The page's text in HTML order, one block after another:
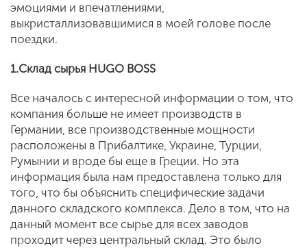
эмоциями и впечатлениями,
выкристаллизовавшимися в моей голове после
поездки.
1.Склад сырья HUGO BOSS
Все началось с интересной информации о том, что
компания больше не имеет производств в
Германии, все производственные мощности
расположены в Прибалтике, Украине, Турции,
Румынии и вроде бы еще в Греции. Но эта
информация была нам предоставлена только для
того, что бы объяснить специфические задачи
данного складского комплекса. Дело в том, что на
данный момент все сырье для всех заводов
проходит через центральный склад. Это было